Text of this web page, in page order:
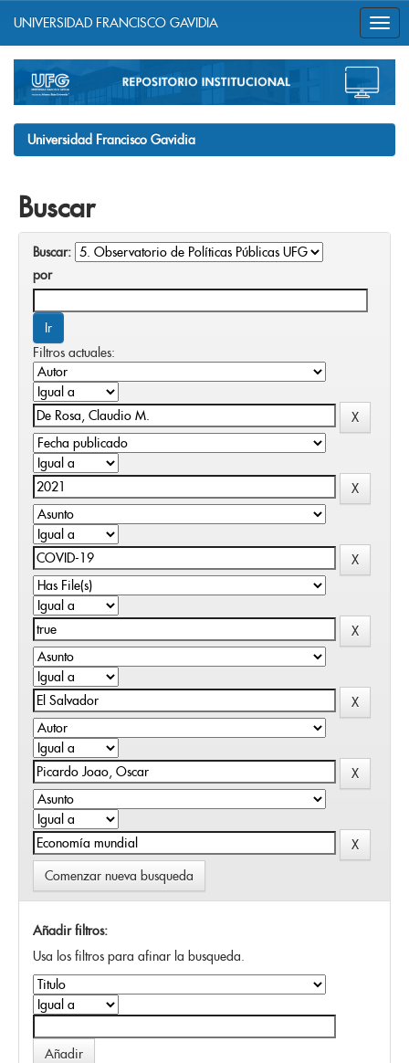
navigation
UNIVERSIDAD FRANCISCO GAVIDIA
Universidad Francisco Gavidia
Buscar
Buscar:
por
Filtros actuales:
Comenzar nueva busqueda
Añadir filtros:
Usa los filtros para afinar la busqueda.